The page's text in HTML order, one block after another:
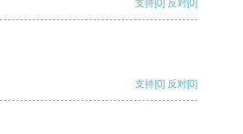
支持[0] 反对[0]
支持[0] 反对[0]